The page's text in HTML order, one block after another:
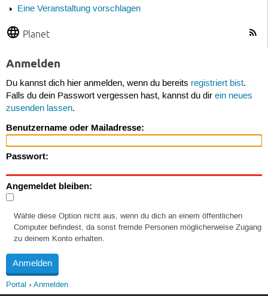
Eine Veranstaltung vorschlagen
Planet
Anmelden
Du kannst dich hier anmelden, wenn du bereits registriert bist.
Falls du dein Passwort vergessen hast, kannst du dir ein neues
zusenden lassen.
Benutzername oder Mailadresse:
Passwort:
Angemeldet bleiben:
Wähle diese Option nicht aus, wenn du dich an einem öffentlichen
Computer befindest, da sonst fremde Personen möglicherweise Zugang
zu deinem Konto erhalten.
Portal Anmelden